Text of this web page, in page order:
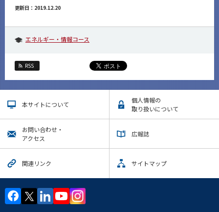
更新日：2019.12.20
エネルギー・情報コース
RSS
本サイトについて
個人情報の
取り扱いについて
お問い合わせ・
アクセス
広報誌
関連リンク サイトマップ